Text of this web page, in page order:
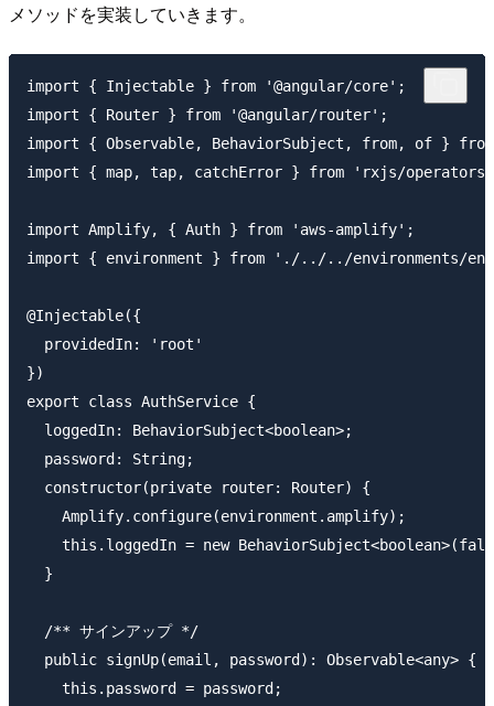
メソッドを実装していきます。
import { Injectable } from '@angular/core';
import { Router } from '@angular/router';
import { Observable, BehaviorSubject, from, of }
import { map, tap, catchError } from 'rxjs/
import Amplify, { Auth } from 'aws-amplify';
import { environment } from './../../environments/
@Injectable({
  providedIn: 'root'
})
export class AuthService {
  loggedIn: BehaviorSubject<boolean>;
  password: String;
  constructor(private router: Router) {
    Amplify.configure(environment.amplify);
this.loggedIn = new
  }
  /** サインアップ */
  public signUp(email, password): Observable<any> {
    this.password = password;